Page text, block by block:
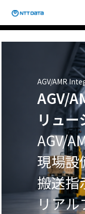
を
ス
AGV/AMR
AGV/
リュー
AGV/
現場設
搬送指
リアル